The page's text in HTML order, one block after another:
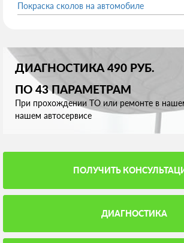
Покраска сколов на автомобиле
ДИАГНОСТИКА 490 РУБ.
ПО 43 ПАРАМЕТРАМ
При прохождении ТО или ремонте в
нашем автосервисе
ПОЛУЧИТЬ
ДИАГНОСТИКА